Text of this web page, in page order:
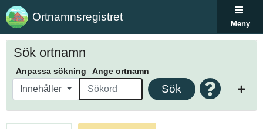
Ortnamnsregistret
Meny
Sök ortnamn
Anpassa sökning Ange ortnamn
Innehåller Sök